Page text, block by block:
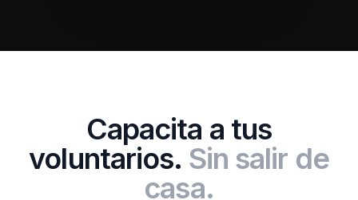
Capacita a tus
voluntarios. Sin salir de
casa.